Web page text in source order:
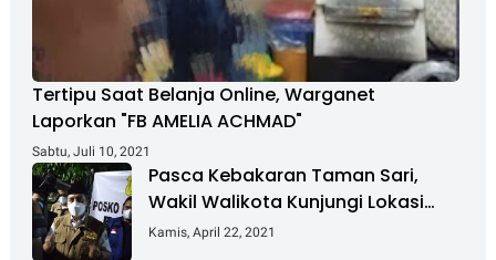
Tertipu Saat Belanja Online, Warganet
Laporkan "FB AMELIA ACHMAD"
Sabtu, Juli 10, 2021
Pasca Kebakaran Taman Sari,
Wakil Walikota Kunjungi Lokasi
Kebakaran Dan Salurkan Bantuan
Kamis, April 22, 2021